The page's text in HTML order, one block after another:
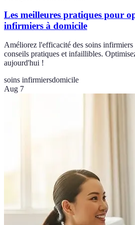
Les meilleures pratiques pour
infirmiers à domicile
Améliorez l'efficacité des soins infirmiers
conseils pratiques et infaillibles.
aujourd'hui !
soins infirmiersdomicile
Aug 7